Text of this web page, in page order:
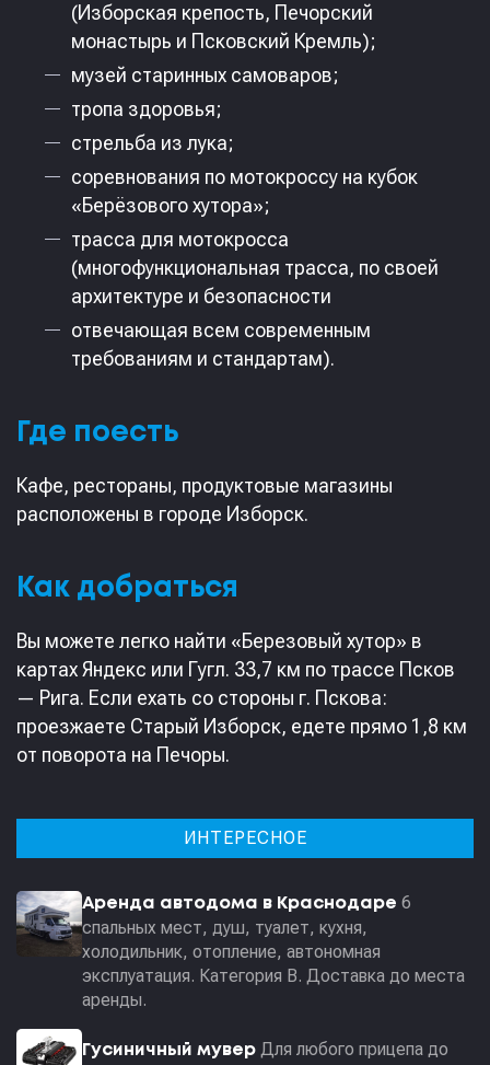
(Изборская крепость, Печорский
монастырь и Псковский Кремль);
‎музей старинных самоваров;
‎тропа здоровья;
‎стрельба из лука;
‎соревнования по мотокроссу на кубок
«Берёзового хутора»;
‎трасса для мотокросса
(многофункциональная трасса, по своей
архитектуре и безопасности
отвечающая всем современным
требованиям и стандартам).
‎Где поесть
‎Кафе, рестораны, продуктовые магазины
расположены в городе Изборск.
‎Как добраться
‎Вы можете легко найти «Березовый хутор» в
картах Яндекс или Гугл. 33,7 км по трассе Псков
— Рига. Если ехать со стороны г. Пскова:
проезжаете Старый Изборск, едете прямо 1,8 км
от поворота на Печоры.
ИНТЕРЕСНОЕ
Аренда автодома в Краснодаре 6
спальных мест, душ, туалет, кухня,
холодильник, отопление, автономная
эксплуатация. Категория В. Доставка до места
аренды.
Гусиничный мувер Для любого прицепа до